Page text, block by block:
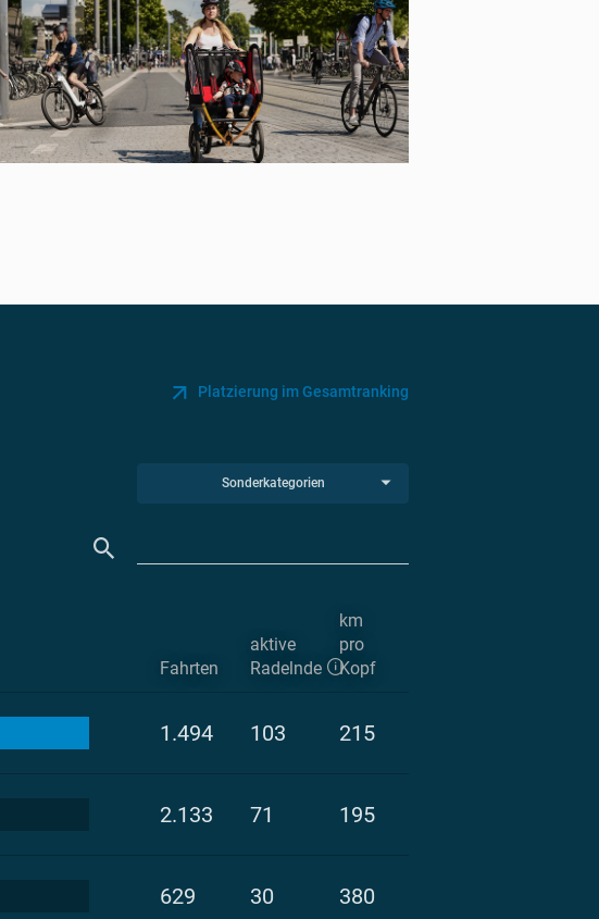
Platzierung im Gesamtranking
Sonderkategorien
Fahrten
aktive
Radelnde
km
pro
Kopf
1.494 103 215
2.133 71 195
629 30 380